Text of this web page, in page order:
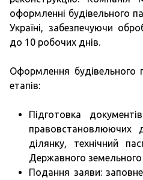
оформленні будівельного
Україні, забезпечуючи
до 10 робочих днів.
Оформлення будівельного
етапів:
Підготовка
правовстановлюючих
ділянку, технічний
Державного земельного
Подання заяви: